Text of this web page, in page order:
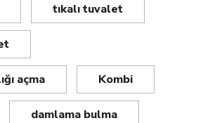
tıkalı tuvalet
açma Kombi
damlama bulma